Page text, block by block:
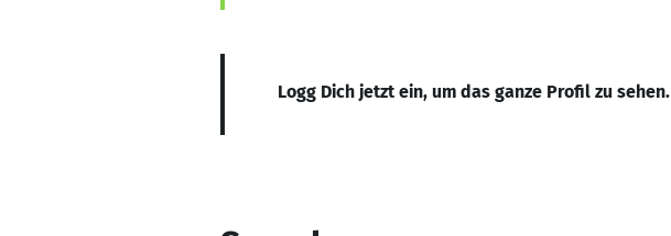
Logg Dich jetzt ein, um das ganze Profil zu sehen.